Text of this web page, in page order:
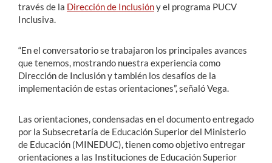
través de la Dirección de Inclusióny el programa PUCV
Inclusiva.
“En el conversatorio se trabajaron los principales avances
que tenemos, mostrando nuestra experiencia como
Dirección de Inclusión y también los desafíos de la
implementación de estas orientaciones”, señaló Vega.
Las orientaciones, condensadas en el documento entregado
por la Subsecretaría de Educación Superior del Ministerio
de Educación (MINEDUC), tienen como objetivo entregar
orientaciones a las Instituciones de Educación Superior